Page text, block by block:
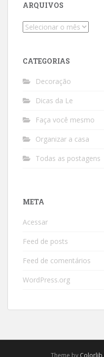
ARQUIVOS
Arquivos
CATEGORIAS
Decoração
Dicas da Le
Faça você mesmo
Organizar a casa
Todas as postagens
META
Acessar
Feed de posts
Feed de comentários
WordPress.org